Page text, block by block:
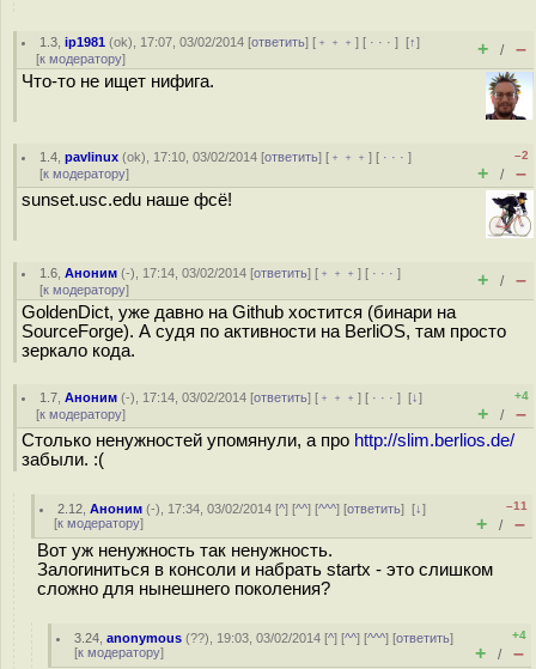
1.3 ,ip1981 (ok), 17:07, 03/02/2014 [ответить] [ ﹢﹢﹢] [ · · ·][↑]
[к модератору] + / –
Что-то не ищет нифига.
1.4 ,pavlinux (ok), 17:10, 03/02/2014 [ответить] [ ﹢﹢﹢] [ · · ·]
[к модератору]
–2
+ / –
sunset.usc.edu наше фсё!
1.6 ,Аноним (-), 17:14, 03/02/2014 [ответить] [ ﹢﹢﹢] [ · · ·]
[к модератору] + / –
GoldenDict, уже давно на Github хостится (бинари на
SourceForge). А судя по активности на BerliOS, там просто
зеркало кода.
1.7 ,Аноним (-), 17:14, 03/02/2014 [ответить] [ ﹢﹢﹢] [ · · ·][↓]
[к модератору]
+4
+ / –
Столько ненужностей упомянули, а про http://slim.berlios.de/
забыли. :(
2.12 ,Аноним (-), 17:34, 03/02/2014 [^] [^^] [^^^] [ответить][↓]
[к модератору]
–11
+ / –
Вот уж ненужность так ненужность.
Залогиниться в консоли и набрать startx - это слишком
сложно для нынешнего поколения?
3.24 ,anonymous (??), 19:03, 03/02/2014 [^] [^^] [^^^] [ответить]
[к модератору]
+4
+ / –